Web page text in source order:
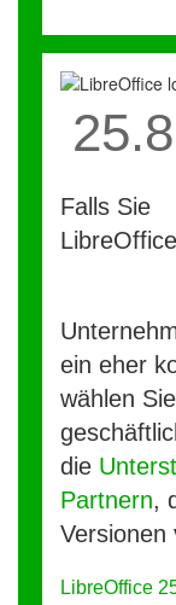
Falls Sie
ein eher
wählen
die
Partnern,
Versionen
LibreOffice